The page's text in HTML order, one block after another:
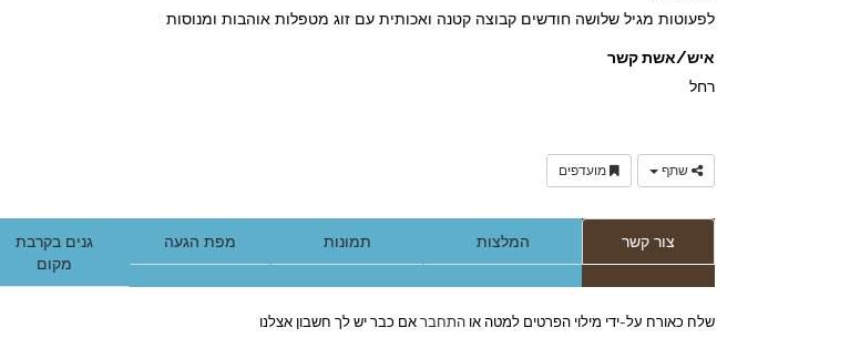
לפעוטות מגיל שלושה חודשים קבוצה קטנה ואכותית עם זוג מטפלות אוהבות ומנוסות
איש/אשת קשר
רחל
שתף מועדפים
צור קשר המלצות תמונות מפת הגעה
גנים בקרבת
מקום
שלח כאורח על-ידי מילוי הפרטים למטה או התחבראם כבר יש לך חשבון אצלנו